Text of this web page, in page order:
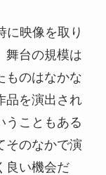
に映像を取り
舞台の規模は
ものはなかな
品を演出され
うこともある
そのなかで演
良い機会だ